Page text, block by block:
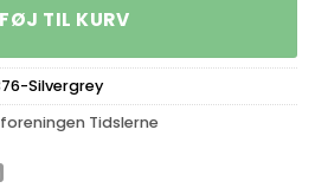
TIL KURV
Silvergrey
Tidslerne